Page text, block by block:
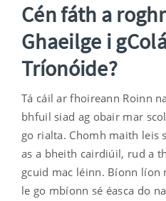
Cén fáth a
Ghaeilge i
Tríonóide?
Tá cáil ar fhoireann Roinn
bhfuil siad ag obair mar
go rialta. Chomh maith leis
as a bheith cairdiúil, rud a
gcuid mac léinn. Bíonn líon
le go mbíonn sé éasca do